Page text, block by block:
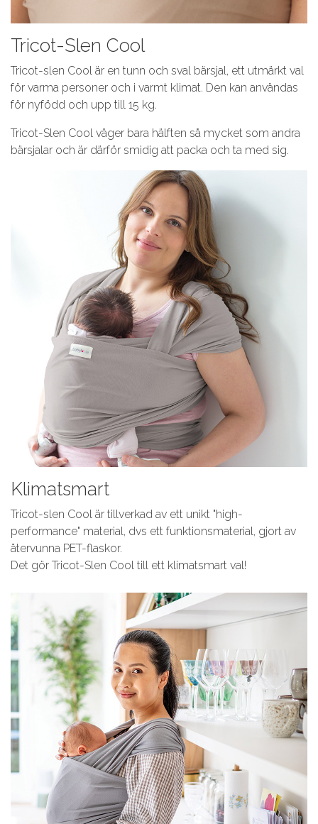
Tricot-Slen Cool
Tricot-slen Cool är en tunn och sval bärsjal, ett utmärkt val
för varma personer och i varmt klimat. Den kan användas
för nyfödd och upp till 15 kg.
Tricot-Slen Cool väger bara hälften så mycket som andra
bärsjalar och är därför smidig att packa och ta med sig.
Klimatsmart
Tricot-slen Cool är tillverkad av ett unikt "high-
performance" material, dvs ett funktionsmaterial, gjort av
återvunna PET-flaskor.
Det gör Tricot-Slen Cool till ett klimatsmart val!